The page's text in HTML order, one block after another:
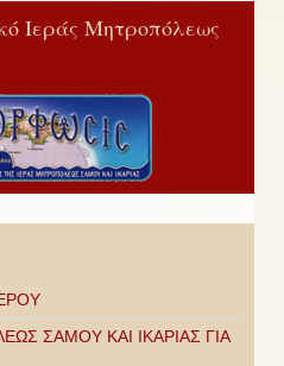
Ιεράς Μητροπόλεως
ΣΑΜΟΥ ΚΑΙ ΙΚΑΡΙΑΣ ΓΙΑ